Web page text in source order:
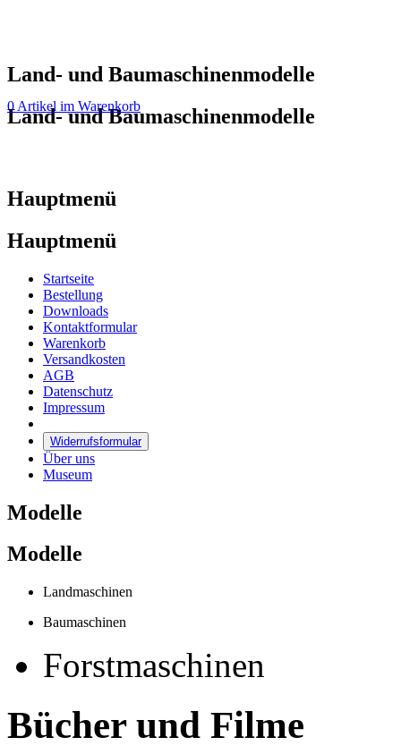
Land- und Baumaschinenmodelle
Land- und Baumaschinenmodelle
0 Artikel im Warenkorb
Hauptmenü
Hauptmenü
Startseite
Bestellung
Downloads
Kontaktformular
Warenkorb
Versandkosten
AGB
Datenschutz
Impressum
Widerrufsformular
Über uns
Museum
Modelle
Modelle
Landmaschinen
Baumaschinen
Forstmaschinen
Bücher und Filme